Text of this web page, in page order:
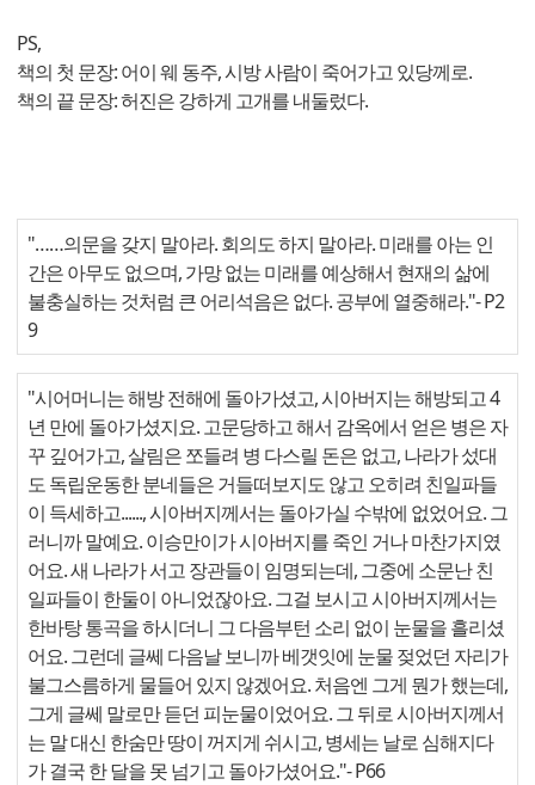
PS,
책의 첫 문장: 어이 웨 동주, 시방 사람이 죽어가고 있당께로.
책의 끝 문장: 허진은 강하게 고개를 내둘렀다.
"……의문을 갖지 말아라. 회의도 하지 말아라. 미래를 아는 인
간은 아무도 없으며, 가망 없는 미래를 예상해서 현재의 삶에
불충실하는 것처럼 큰 어리석음은 없다. 공부에 열중해라."- P2
9
"시어머니는 해방 전해에 돌아가셨고, 시아버지는 해방되고 4
년 만에 돌아가셨지요. 고문당하고 해서 감옥에서 얻은 병은 자
꾸 깊어가고, 살림은 쪼들려 병 다스릴 돈은 없고, 나라가 섰대
도 독립운동한 분네들은 거들떠보지도 않고 오히려 친일파들
이 득세하고......, 시아버지께서는 돌아가실 수밖에 없었어요. 그
러니까 말예요. 이승만이가 시아버지를 죽인 거나 마찬가지였
어요. 새 나라가 서고 장관들이 임명되는데, 그중에 소문난 친
일파들이 한둘이 아니었잖아요. 그걸 보시고 시아버지께서는
한바탕 통곡을 하시더니 그 다음부턴 소리 없이 눈물을 흘리셨
어요. 그런데 글쎄 다음날 보니까 베갯잇에 눈물 젖었던 자리가
불그스름하게 물들어 있지 않겠어요. 처음엔 그게 뭔가 했는데,
그게 글쎄 말로만 듣던 피눈물이었어요. 그 뒤로 시아버지께서
는 말 대신 한숨만 땅이 꺼지게 쉬시고, 병세는 날로 심해지다
가 결국 한 달을 못 넘기고 돌아가셨어요."- P66